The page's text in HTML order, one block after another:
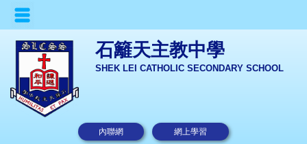
石籬天主教中學
SHEK LEI CATHOLIC SECONDARY SCHOOL
內聯網 網上學習